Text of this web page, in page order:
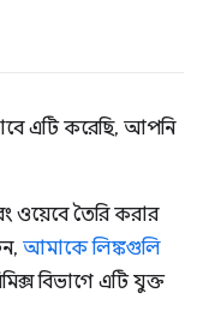
এটি করেছি, আপনি
ওয়েবে তৈরি করার
আমাকে লিঙ্কগুলি
বিভাগে এটি যুক্ত